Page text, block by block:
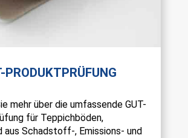
PRODUKTPRÜFUNG
mehr über die umfassende GUT-
für Teppichböden,
aus Schadstoff-, Emissions- und